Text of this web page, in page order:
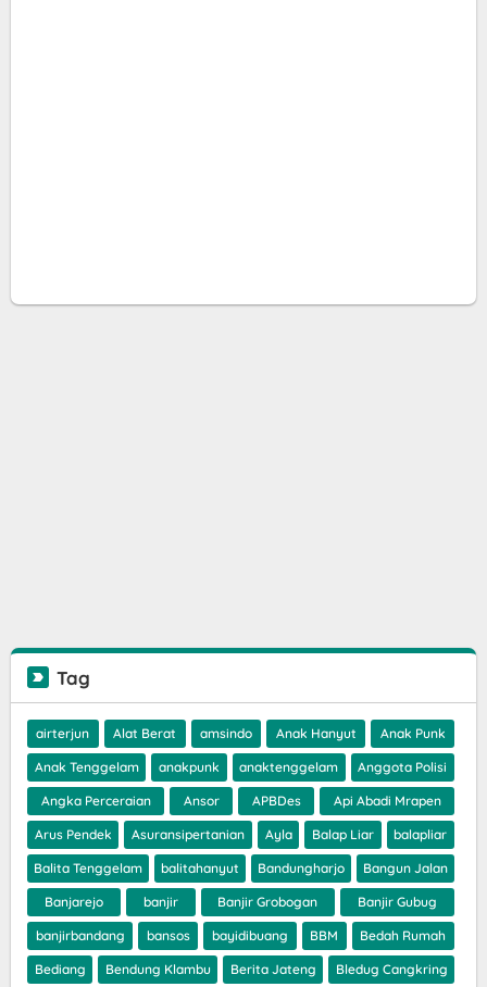
Tag
airterjun Alat Berat amsindo Anak Hanyut Anak Punk
Anak Tenggelam anakpunk anaktenggelam Anggota Polisi
Angka Perceraian Ansor APBDes Api Abadi Mrapen
Arus Pendek Asuransipertanian Ayla Balap Liar balapliar
Balita Tenggelam balitahanyut Bandungharjo Bangun Jalan
Banjarejo banjir Banjir Grobogan Banjir Gubug
banjirbandang bansos bayidibuang BBM Bedah Rumah
Bediang Bendung Klambu Berita Jateng Bledug Cangkring